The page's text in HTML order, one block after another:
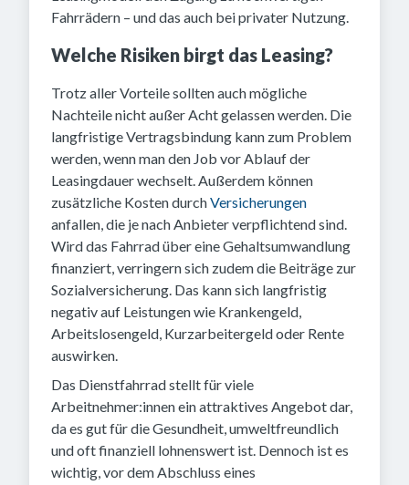
Fahrrädern – und das auch bei privater Nutzung.
Welche Risiken birgt das Leasing?
Trotz aller Vorteile sollten auch mögliche
Nachteile nicht außer Acht gelassen werden. Die
langfristige Vertragsbindung kann zum Problem
werden, wenn man den Job vor Ablauf der
Leasingdauer wechselt. Außerdem können
zusätzliche Kosten durchVersicherungen
anfallen, die je nach Anbieter verpflichtend sind.
Wird das Fahrrad über eine Gehaltsumwandlung
finanziert, verringern sich zudem die Beiträge zur
Sozialversicherung. Das kann sich langfristig
negativ auf Leistungen wie Krankengeld,
Arbeitslosengeld, Kurzarbeitergeld oder Rente
auswirken.
Das Dienstfahrrad stellt für viele
Arbeitnehmer:innen ein attraktives Angebot dar,
da es gut für die Gesundheit, umweltfreundlich
und oft finanziell lohnenswert ist. Dennoch ist es
wichtig, vor dem Abschluss eines